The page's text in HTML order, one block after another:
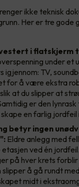
ikke teknisk
Her er tre gode
i flatskjerm
under
igjennom: TV,
for å være ekstra
at du slipper at
er den
en farlig jordfeil
betyr ingen
Eldre anlegg med
ved én
på hver krets
slipper å gå rundt
midt i